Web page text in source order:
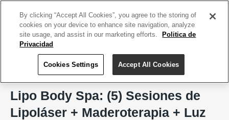
Lipo Body Spa, San Juan
Lipo Body Spa: (5) Sesiones de
Lipoláser + Maderoterapia + Luz
By clicking “Accept All Cookies”, you agree to the storing of
cookies on your device to enhance site navigation, analyze
site usage, and assist in our marketing efforts.
Politica de
Privacidad
Cookies Settings Accept All Cookies